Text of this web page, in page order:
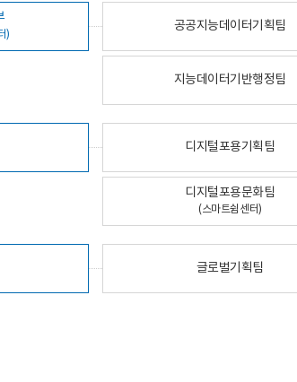
)
공공지능데이터기획팀
지능데이터기반행정팀
디지털포용기획팀
디지털포용문화팀
(스마트쉼센터)
글로벌기획팀